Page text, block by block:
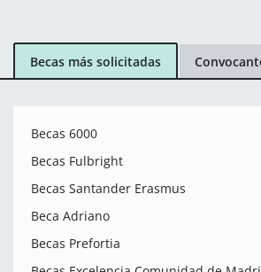
Becas más solicitadas
Becas 6000
Becas Fulbright
Becas Santander Erasmus
Beca Adriano
Becas Prefortia